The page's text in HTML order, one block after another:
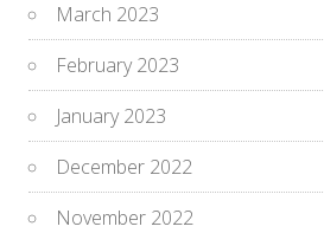
March 2023
February 2023
January 2023
December 2022
November 2022